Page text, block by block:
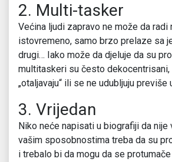
2. Multi-tasker
Većina ljudi zapravo ne može da
istovremeno, samo brzo prelaze sa
drugi… Iako može da djeluje da su
multitaskeri su često dekocentrisani,
„otaljavaju“ ili se ne udubljuju previše
3. Vrijedan
Niko neće napisati u biografiji da nije
vašim sposobnostima treba da su
i trebalo bi da mogu da se